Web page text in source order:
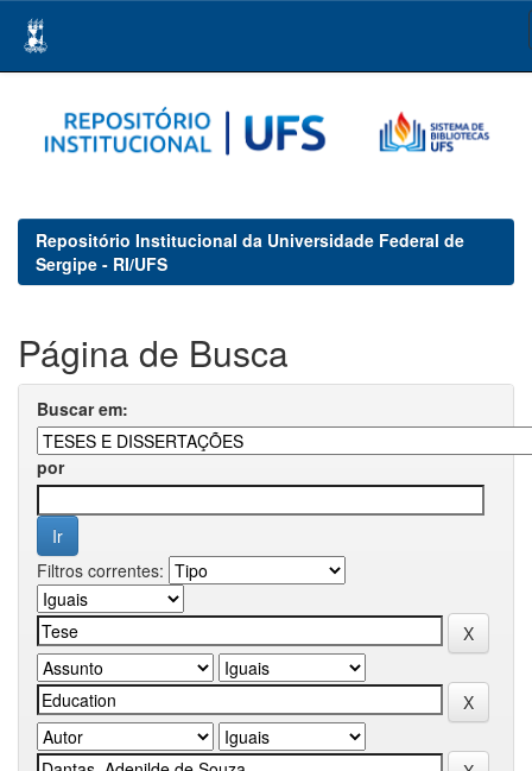
navigation
Repositório Institucional da Universidade Federal de
Sergipe - RI/UFS
Página de Busca
Buscar em:
por
Filtros correntes: